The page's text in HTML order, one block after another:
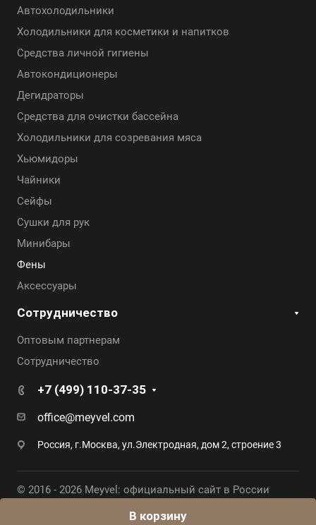
В корзину
Автохолодильники
Холодильники для косметики и напитков
Cредства личной гигиены
Автокондиционеры
Дегидраторы
Средства для очистки бассейна
Холодильники для созревания мяса
Хьюмидоры
Чайники
Сейфы
Сушки для рук
Минибары
Фены
Аксессуары
Сотрудничество
Оптовым партнерам
Сотрудничество
+7 (499) 110-37-35
office@meyvel.com
Россия, г.Москва, ул.Электродная, дом 2, строение 3
© 2016 - 2026 Meyvel: официальный сайт в России
Политика конфиденциальности